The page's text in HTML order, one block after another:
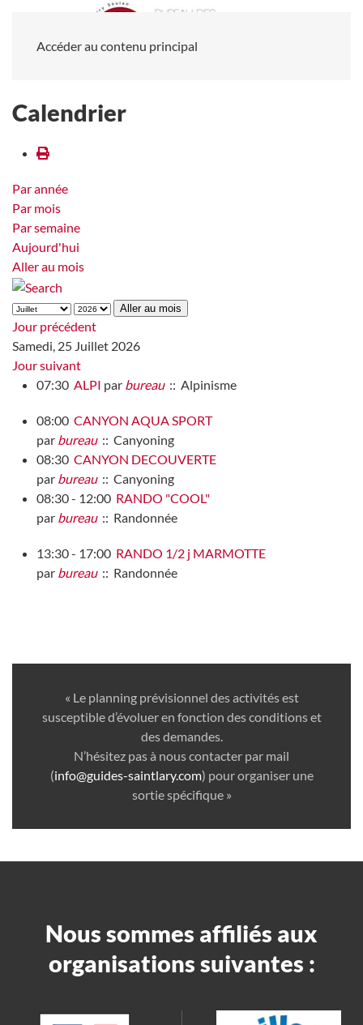
Accéder au contenu principal
Calendrier
Par année
Par mois
Par semaine
Aujourd'hui
Aller au mois
Aller au mois
Jour précédent
Samedi, 25 Juillet 2026
Jour suivant
07:30 ALPI par bureau:: Alpinisme
08:00 CANYON AQUA SPORT
par bureau:: Canyoning
08:30 CANYON DECOUVERTE
par bureau:: Canyoning
08:30 - 12:00 RANDO "COOL"
par bureau:: Randonnée
13:30 - 17:00 RANDO 1/2 j MARMOTTE
par bureau:: Randonnée
« Le planning prévisionnel des activités est
susceptible d’évoluer en fonction des conditions et
des demandes.
N’hésitez pas à nous contacter par mail
(info@guides-saintlary.com) pour organiser une
sortie spécifique »
Nous sommes affiliés aux
organisations suivantes :